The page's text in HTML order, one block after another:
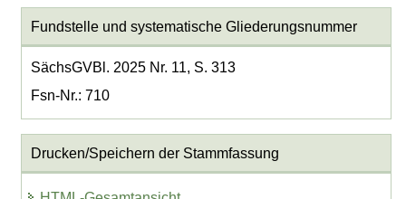
Fundstelle und systematische Gliederungsnummer
SächsGVBl. 2025 Nr. 11, S. 313
Fsn-Nr.: 710
Drucken/Speichern der Stammfassung